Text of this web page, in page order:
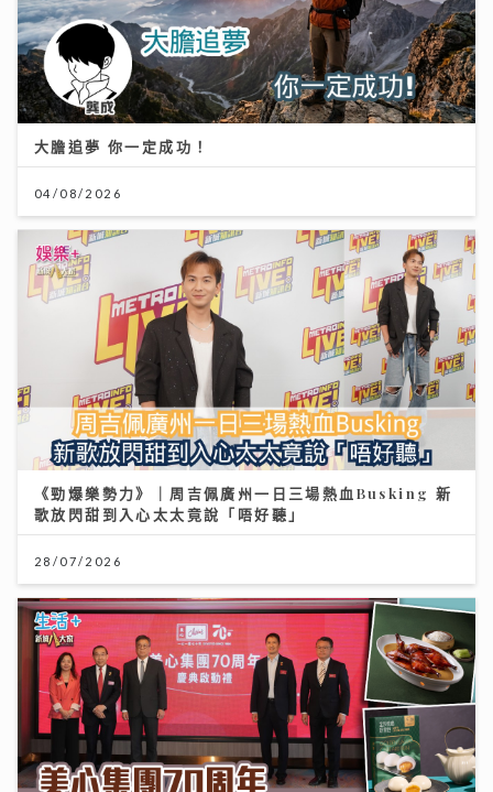
大膽追夢 你一定成功！
04/08/2026
《勁爆樂勢力》｜周吉佩廣州一日三場熱血Busking 新
歌放閃甜到入心太太竟說「唔好聽」
28/07/2026